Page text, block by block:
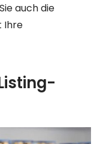
auch die
Ihre